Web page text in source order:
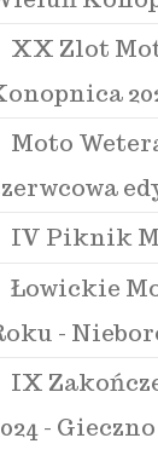
XX Zlot
Moto
IV Piknik
Łowickie
-
IX
- Gieczno